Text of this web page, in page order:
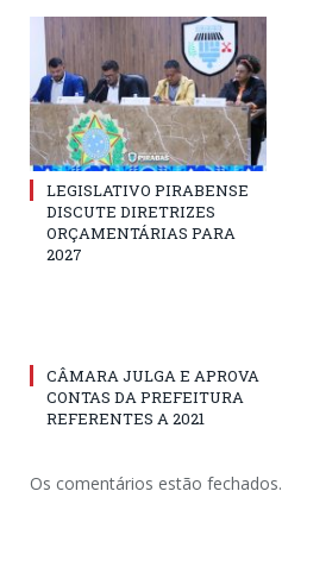
LEGISLATIVO PIRABENSE
DISCUTE DIRETRIZES
ORÇAMENTÁRIAS PARA
2027
CÂMARA JULGA E APROVA
CONTAS DA PREFEITURA
REFERENTES A 2021
Os comentários estão fechados.